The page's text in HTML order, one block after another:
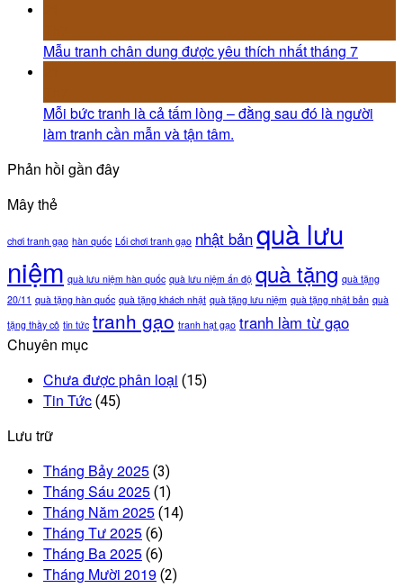
Mẫu tranh chân dung được yêu thích nhất tháng 7
Mỗi bức tranh là cả tấm lòng – đằng sau đó là người
làm tranh cần mẫn và tận tâm.
Phản hồi gần đây
Mây thẻ
chơi tranh gạo hàn quốc Lối chơi tranh gạo nhật bảnquà lưu
niệm quà lưu niệm hàn quốc quà lưu niệm ấn độ quà tặng quà tặng
20/11 quà tặng hàn quốc quà tặng khách nhật quà tặng lưu niệm quà tặng nhật bản quà
tặng thầy cô tin tức tranh gạo tranh hạt gạo tranh làm từ gạo
Chuyên mục
Chưa được phân loại (15)
Tin Tức (45)
Lưu trữ
Tháng Bảy 2025 (3)
Tháng Sáu 2025 (1)
Tháng Năm 2025 (14)
Tháng Tư 2025 (6)
Tháng Ba 2025 (6)
Tháng Mười 2019 (2)